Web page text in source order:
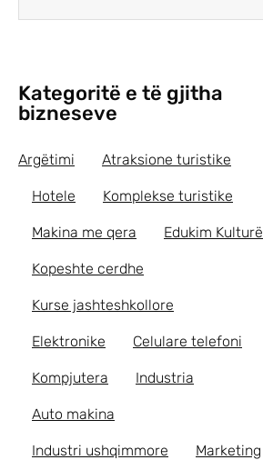
Kategoritë e të gjitha
bizneseve
Argëtimi Atraksione turistike
Hotele Komplekse turistike
Makina me qera Edukim Kulturë
Kopeshte cerdhe
Kurse jashteshkollore
Elektronike Celulare telefoni
Kompjutera Industria
Auto makina
Industri ushqimmore Marketing